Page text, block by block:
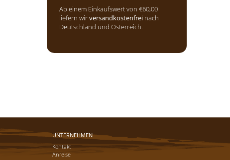
Ab einem Einkaufswert von €60,00
liefern wirversandkostenfrei nach
Deutschland und Österreich.
UNTERNEHMEN
Kontakt
Anreise